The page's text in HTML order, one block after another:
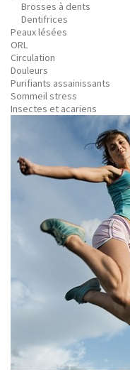
Brosses à dents
Dentifrices
Peaux lésées
ORL
Circulation
Douleurs
Purifiants assainissants
Sommeil stress
Insectes et acariens